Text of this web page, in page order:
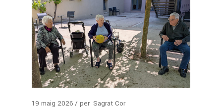
19 maig 2026 per Sagrat Cor